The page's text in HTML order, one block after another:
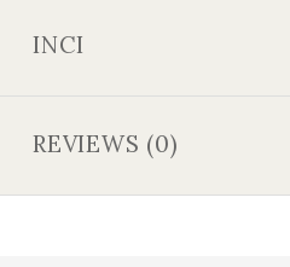
INCI
REVIEWS (0)